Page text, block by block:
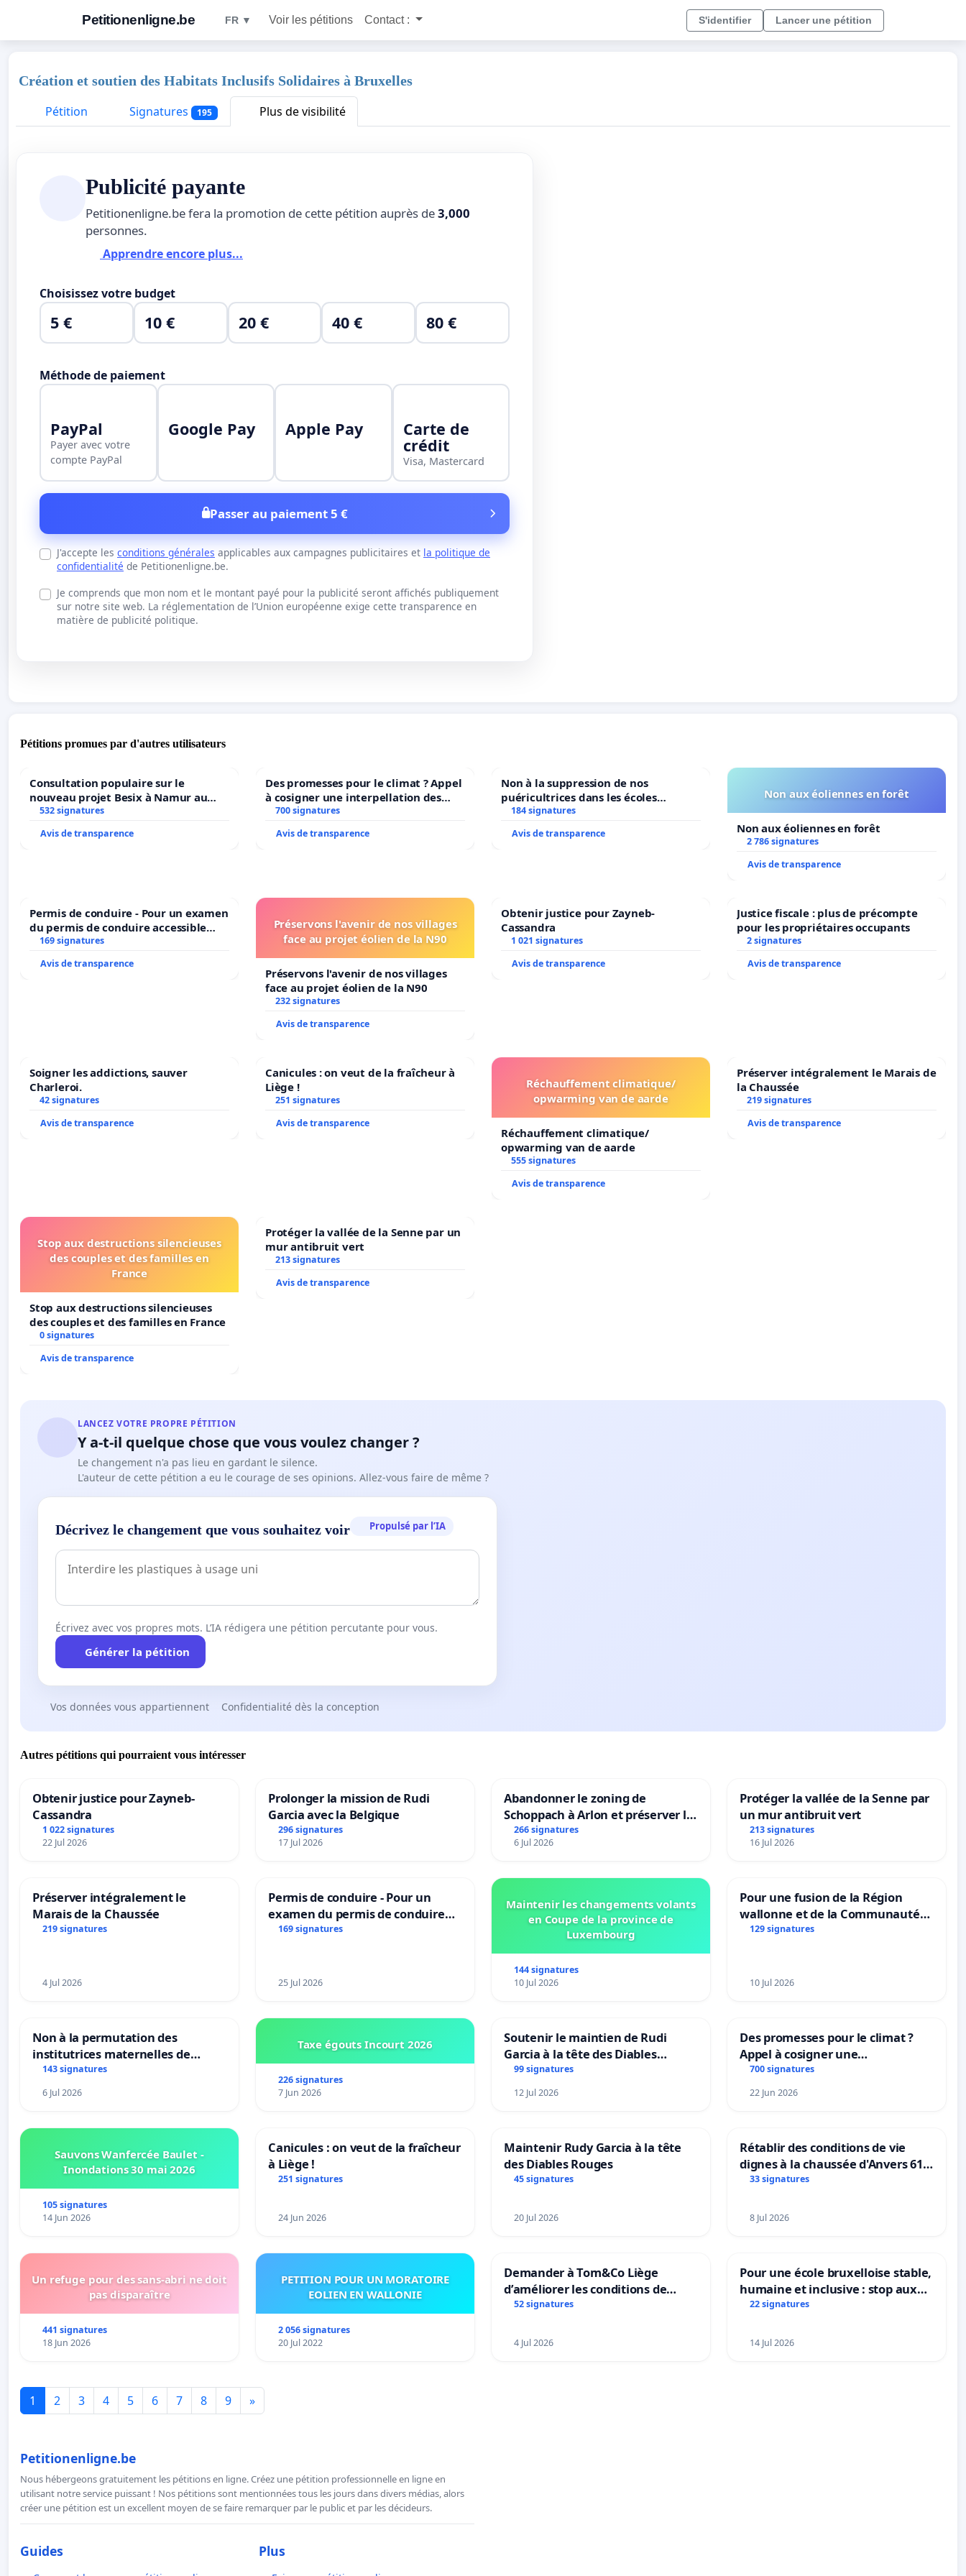
Petitionenligne.be FR ▼ Voir les pétitions Contact : S'identifier Lancer une pétition
Création et soutien des Habitats Inclusifs Solidaires à Bruxelles
Pétition
Signatures 195 Plus de visibilité
Publicité payante
Petitionenligne.be fera la promotion de cette pétition auprès de3,000
personnes.
Apprendre encore plus...
Choisissez votre budget
5 € 10 € 20 € 40 € 80 €
Méthode de paiement
PayPal
Payer avec votre
compte PayPal
Google Pay Apple Pay Carte de
crédit
Visa, Mastercard
Passer au paiement 5 €
J'accepte les conditions générales applicables aux campagnes publicitaires et la politique de
confidentialité de Petitionenligne.be.
Je comprends que mon nom et le montant payé pour la publicité seront affichés publiquement
sur notre site web. La réglementation de l’Union européenne exige cette transparence en
matière de publicité politique.
Pétitions promues par d'autres utilisateurs
Consultation populaire sur le
nouveau projet Besix à Namur au
Parc Léopold ?
532 signatures
Avis de transparence
Des promesses pour le climat ? Appel
à cosigner une interpellation des
ministres wallons du climat et de
700 signatures
Avis de transparence
Non à la suppression de nos
puéricultrices dans les écoles
communale de Flémalle !
184 signatures
Avis de transparence
Non aux éoliennes en forêt
Non aux éoliennes en forêt
2 786 signatures
Avis de transparence
Permis de conduire - Pour un examen
du permis de conduire accessible
dans plusieurs langues à Bruxelles
169 signatures
Avis de transparence
Préservons l'avenir de nos villages
face au projet éolien de la N90
Préservons l'avenir de nos villages
face au projet éolien de la N90
232 signatures
Avis de transparence
Obtenir justice pour Zayneb-
Cassandra
1 021 signatures
Avis de transparence
Justice fiscale : plus de précompte
pour les propriétaires occupants
2 signatures
Avis de transparence
Soigner les addictions, sauver
Charleroi.
42 signatures
Avis de transparence
Canicules : on veut de la fraîcheur à
Liège !
251 signatures
Avis de transparence
Réchauffement climatique/
opwarming van de aarde
Réchauffement climatique/
opwarming van de aarde
555 signatures
Avis de transparence
Préserver intégralement le Marais de
la Chaussée
219 signatures
Avis de transparence
Stop aux destructions silencieuses
des couples et des familles en
France
Stop aux destructions silencieuses
des couples et des familles en France
0 signatures
Avis de transparence
Protéger la vallée de la Senne par un
mur antibruit vert
213 signatures
Avis de transparence
LANCEZ VOTRE PROPRE PÉTITION
Y a-t-il quelque chose que vous voulez changer ?
Le changement n'a pas lieu en gardant le silence.
L'auteur de cette pétition a eu le courage de ses opinions. Allez-vous faire de même ?
Décrivez le changement que vous souhaitez voir Propulsé par l’IA
Écrivez avec vos propres mots. L’IA rédigera une pétition percutante pour vous.
Générer la pétition
Vos données vous appartiennent Confidentialité dès la conception
Autres pétitions qui pourraient vous intéresser
Obtenir justice pour Zayneb-
Cassandra
1 022 signatures
22 Jul 2026
Prolonger la mission de Rudi
Garcia avec la Belgique
296 signatures
17 Jul 2026
Abandonner le zoning de
Schoppach à Arlon et préserver le
site naturel
266 signatures
6 Jul 2026
Protéger la vallée de la Senne par
un mur antibruit vert
213 signatures
16 Jul 2026
Préserver intégralement le
Marais de la Chaussée
219 signatures
4 Jul 2026
Permis de conduire - Pour un
examen du permis de conduire
accessible dans plusieurs langues
169 signatures
25 Jul 2026
Maintenir les changements volants
en Coupe de la province de
Luxembourg
144 signatures
10 Jul 2026
Pour une fusion de la Région
wallonne et de la Communauté
française (Fédération Wallonie-
129 signatures
10 Jul 2026
Non à la permutation des
institutrices maternelles de
Bléharies et Laplaigne !
Préservons la stabilité de nos
enfants.
143 signatures
6 Jul 2026
Taxe égouts Incourt 2026
226 signatures
7 Jun 2026
Soutenir le maintien de Rudi
Garcia à la tête des Diables
Rouges |Teken voor het behoud
van Rudi Garcia als bondscoach
99 signatures
12 Jul 2026
Des promesses pour le climat ?
Appel à cosigner une
interpellation des ministres
wallons du climat et de
l’environnement.
700 signatures
22 Jun 2026
Sauvons Wanfercée Baulet -
Inondations 30 mai 2026
105 signatures
14 Jun 2026
Canicules : on veut de la fraîcheur
à Liège !
251 signatures
24 Jun 2026
Maintenir Rudy Garcia à la tête
des Diables Rouges
45 signatures
20 Jul 2026
Rétablir des conditions de vie
dignes à la chaussée d'Anvers 61
et 63
33 signatures
8 Jul 2026
Un refuge pour des sans-abri ne doit
pas disparaître
441 signatures
18 Jun 2026
PETITION POUR UN MORATOIRE
EOLIEN EN WALLONIE
2 056 signatures
20 Jul 2022
Demander à Tom&Co Liège
d’améliorer les conditions de
présentation des animaux et de
en magasin
52 signatures
4 Jul 2026
Pour une école bruxelloise stable,
humaine et inclusive : stop aux
réformes qui fragilisent le
22 signatures
14 Jul 2026
1 2 3 4 5 6 7 8 9 »
Petitionenligne.be
Nous hébergeons gratuitement les pétitions en ligne. Créez une pétition professionnelle en ligne en
utilisant notre service puissant ! Nos pétitions sont mentionnées tous les jours dans divers médias, alors
créer une pétition est un excellent moyen de se faire remarquer par le public et par les décideurs.
Guides Plus